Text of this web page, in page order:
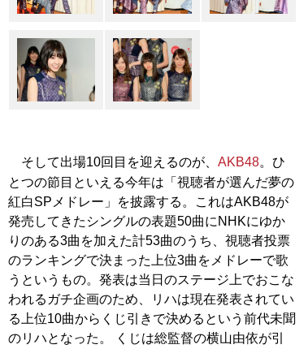
そして出場10回目を迎えるのが、 AKB48。ひ
とつの節目といえる今年は「視聴者が選んだ夢の
紅白SPメドレー」を披露する。これはAKB48が
発売してきたシングルの表題50曲にNHKにゆか
りのある3曲を加えた計53曲のうち、視聴者投票
のランキングで決まった上位3曲をメドレーで歌
うというもの。発表は当日のステージ上でおこな
われるガチ企画のため、リハは現在発表されてい
る上位10曲からくじ引きで決めるという前代未聞
のリハとなった。 くじは総監督の横山由依が引